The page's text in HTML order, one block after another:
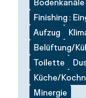
Finishing :
Aufzug
Belüftung/
Toilette
Küche/
Minergie